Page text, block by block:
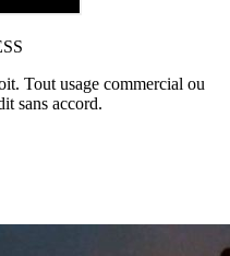
Tout usage commercial ou
sans accord.